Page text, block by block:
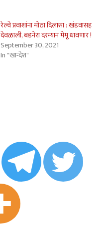
रेल्वे प्रवाशांना मोठा दिलासा : खंडवासह
देवळाली, बडनेरा दरम्यान मेमू धावणार !
September 30, 2021
In "खान्देश"